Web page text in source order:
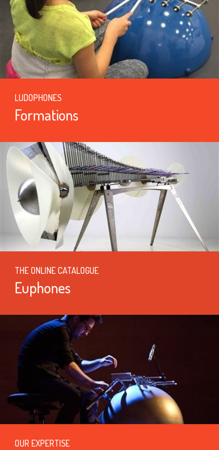
LUDOPHONES
Formations
THE ONLINE CATALOGUE
Euphones
OUR EXPERTISE